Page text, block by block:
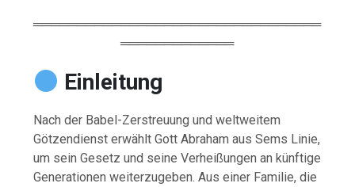
═════════════════════════════════
═════════════
Einleitung
Nach der Babel-Zerstreuung und weltweitem
Götzendienst erwählt Gott Abraham aus Sems Linie,
um sein Gesetz und seine Verheißungen an künftige
Generationen weiterzugeben. Aus einer Familie, die